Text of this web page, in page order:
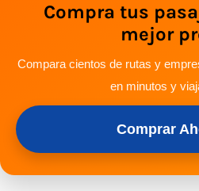
Compra tus
mejor
Compara cientos de rutas y
en minutos y
Comprar